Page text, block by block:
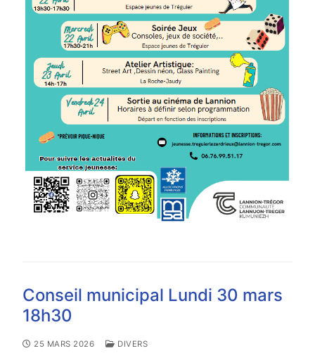
Conseil municipal Lundi 30 mars
18h30
25 MARS 2026 DIVERS